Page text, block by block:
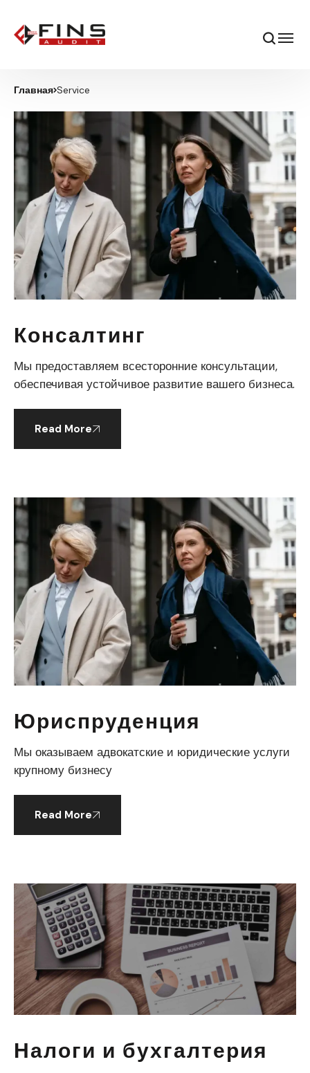
Главная Service
Консалтинг
Мы предоставляем всесторонние консультации,
обеспечивая устойчивое развитие вашего бизнеса.
Read More
Юриспруденция
Мы оказываем адвокатские и юридические услуги
крупному бизнесу
Read More
Налоги и бухгалтерия